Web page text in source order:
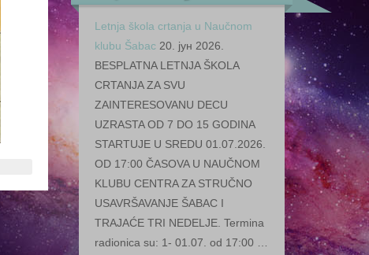
Letnja škola crtanja u Naučnom
klubu Šabac 20. јун 2026.
BESPLATNA LETNJA ŠKOLA
CRTANJA ZA SVU
ZAINTERESOVANU DECU
UZRASTA OD 7 DO 15 GODINA
STARTUJE U SREDU 01.07.2026.
OD 17:00 ČASOVA U NAUČNOM
KLUBU CENTRA ZA STRUČNO
USAVRŠAVANJE ŠABAC I
TRAJAĆE TRI NEDELJE. Termina
radionica su: 1- 01.07. od 17:00 …